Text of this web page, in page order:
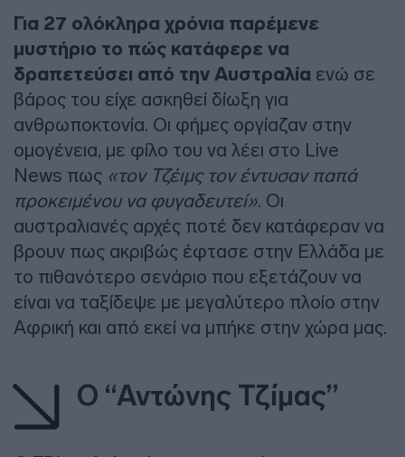
Για 27 ολόκληρα χρόνια παρέμενε
μυστήριο το πώς κατάφερε να
δραπετεύσει από την Αυστραλία ενώ σε
βάρος του είχε ασκηθεί δίωξη για
ανθρωποκτονία. Οι φήμες οργίαζαν στην
ομογένεια, με φίλο του να λέει στο Live
News πως «τον Τζέιμς τον έντυσαν παπά
προκειμένου να φυγαδευτεί». Οι
αυστραλιανές αρχές ποτέ δεν κατάφεραν να
βρουν πως ακριβώς έφτασε στην Ελλάδα με
το πιθανότερο σενάριο που εξετάζουν να
είναι να ταξίδεψε με μεγαλύτερο πλοίο στην
Αφρική και από εκεί να μπήκε στην χώρα μας.
Ο “Αντώνης Τζίμας”